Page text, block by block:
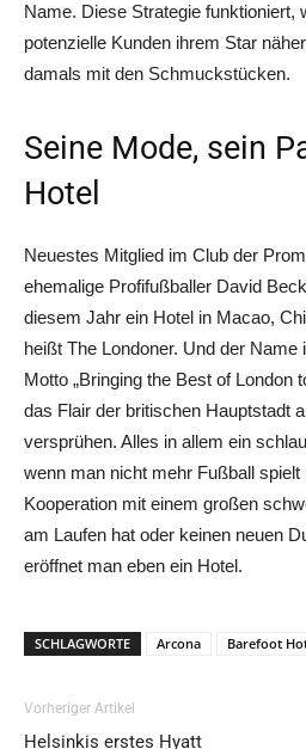
Name. Diese Strategie funktioniert,
potenzielle Kunden ihrem Star
damals mit den Schmuckstücken.
Seine Mode, sein
Hotel
Neuestes Mitglied im Club der
ehemalige Profifußballer David
diesem Jahr ein Hotel in Macao,
heißt The Londoner. Und der
Motto „Bringing the Best of London
das Flair der britischen Hauptstadt
versprühen. Alles in allem ein
wenn man nicht mehr Fußball spielt
Kooperation mit einem großen
am Laufen hat oder keinen neuen
eröffnet man eben ein Hotel.
SCHLAGWORTE Arcona Barefoot
Vorheriger Artikel
Helsinkis erstes Hyatt